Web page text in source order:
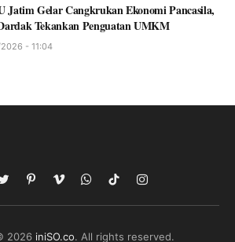
Jatim Gelar Cangkrukan Ekonomi Pancasila,
Tekankan Penguatan UMKM
- 11:04
TwitterPinterestVimeoWhatsApp
TikTokInstagram
2026 iniSO.co. All rights reserved.